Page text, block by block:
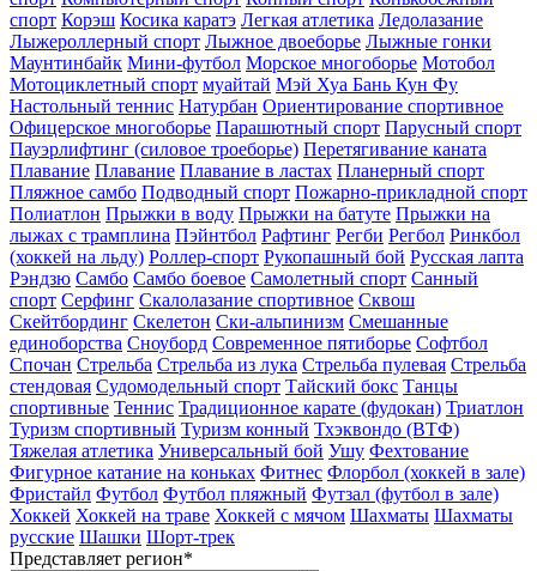
спорт Корэш Косика каратэ Легкая атлетика Ледолазание
Лыжероллерный спорт Лыжное двоеборье Лыжные гонки
Маунтинбайк Мини-футбол Морское многоборье Мотобол
Мотоциклетный спорт муайтай Мэй Хуа Бань Кун Фу
Настольный теннис Натурбан Ориентирование cпортивное
Офицерское многоборье Парашютный спорт Парусный спорт
Пауэрлифтинг (силовое троеборье) Перетягивание каната
Плавание Плавание Плавание в ластах Планерный спорт
Пляжное самбо Подводный спорт Пожарно-прикладной спорт
Полиатлон Прыжки в воду Прыжки на батуте Прыжки на
лыжах с трамплина Пэйнтбол Рафтинг Регби Регбол Ринкбол
(хоккей на льду) Роллер-спорт Рукопашный бой Русская лапта
Рэндзю Самбо Самбо боевое Самолетный спорт Санный
спорт Серфинг Скалолазание спортивное Сквош
Скейтбординг Скелетон Ски-альпинизм Смешанные
единоборства Сноуборд Современное пятиборье Софтбол
Спочан Стрельба Стрельба из лука Стрельба пулевая Стрельба
стендовая Судомодельный спорт Тайский бокс Танцы
спортивные Теннис Традиционное карате (фудокан) Триатлон
Туризм cпортивный Туризм конный Тхэквондо (ВТФ)
Тяжелая атлетика Универсальный бой Ушу Фехтование
Фигурное катание на коньках Фитнес Флорбол (хоккей в зале)
Фристайл Футбол Футбол пляжный Футзал (футбол в зале)
Хоккей Хоккей на траве Хоккей с мячом Шахматы Шахматы
русские Шашки Шорт-трек
Представляет регион*